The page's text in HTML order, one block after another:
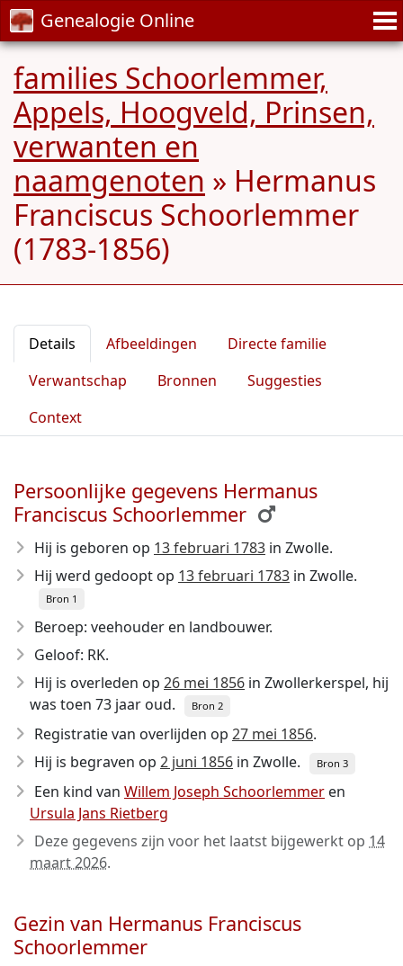
Genealogie Online
families Schoorlemmer,
Appels, Hoogveld, Prinsen,
verwanten en
naamgenoten » Hermanus
Franciscus Schoorlemmer
(1783-1856)
Details Afbeeldingen
Directe familie
Verwantschap
Bronnen
Suggesties
Context
Persoonlijke gegevens Hermanus
Franciscus Schoorlemmer
Hij is geboren op 13 februari 1783 in Zwolle.
Hij werd gedoopt op 13 februari 1783 in Zwolle.
Bron 1
Beroep: veehouder en landbouwer.
Geloof: RK.
Hij is overleden op 26 mei 1856 in Zwollerkerspel, hij
was toen 73 jaar oud.
Bron 2
Registratie van overlijden op 27 mei 1856.
Hij is begraven op 2 juni 1856 in Zwolle. Bron 3
Een kind van Willem Joseph Schoorlemmer en
Ursula Jans Rietberg
Deze gegevens zijn voor het laatst bijgewerkt op 14
maart 2026.
Gezin van Hermanus Franciscus
Schoorlemmer